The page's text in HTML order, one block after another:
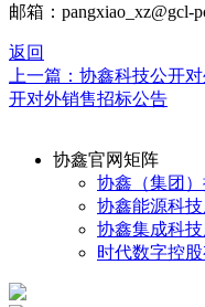
邮箱：pangxiao_xz@gcl-
返回
上一篇：协鑫科技公开
开对外销售招标公告
协鑫官网矩阵
协鑫（集团
协鑫能源科
协鑫集成科
时代数字控股